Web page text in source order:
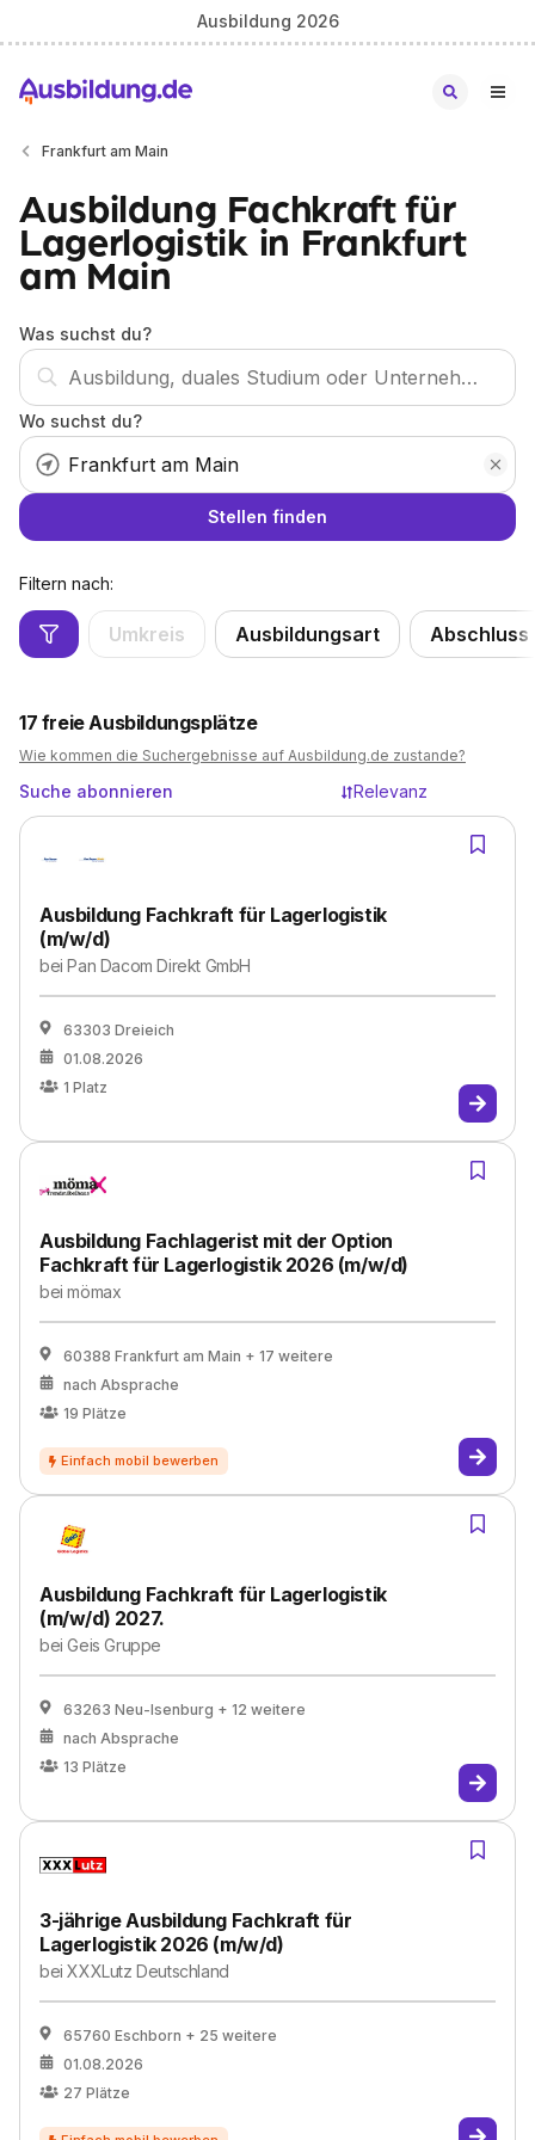
Ausbildung 2026
Frankfurt am Main
Ausbildung Fachkraft für
Lagerlogistik in Frankfurt
am Main
Was suchst du?
Wo suchst du?
Stellen finden
Filtern nach:
Umkreis Ausbildungsart Abschluss
17 freie Ausbildungsplätze
Wie kommen die Suchergebnisse auf Ausbildung.de zustande?
Suche abonnieren Relevanz
Ausbildung Fachkraft für Lagerlogistik
(m/w/d)
beiPan Dacom Direkt GmbH
63303 Dreieich
01.08.2026
1 Platz
Ausbildung Fachlagerist mit der Option
Fachkraft für Lagerlogistik 2026 (m/w/d)
beimömax
60388 Frankfurt am Main + 17 weitere
nach Absprache
19 Plätze
Ausbildung Fachkraft für Lagerlogistik
(m/w/d) 2027.
beiGeis Gruppe
63263 Neu-Isenburg + 12 weitere
nach Absprache
13 Plätze
3-jährige Ausbildung Fachkraft für
Lagerlogistik 2026 (m/w/d)
beiXXXLutz Deutschland
65760 Eschborn + 25 weitere
01.08.2026
27 Plätze